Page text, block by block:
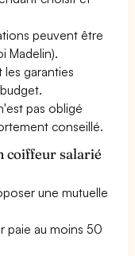
peuvent être
Madelin).
les garanties
pas obligé
conseillé.
coiffeur salarié
une mutuelle
paie au moins 50